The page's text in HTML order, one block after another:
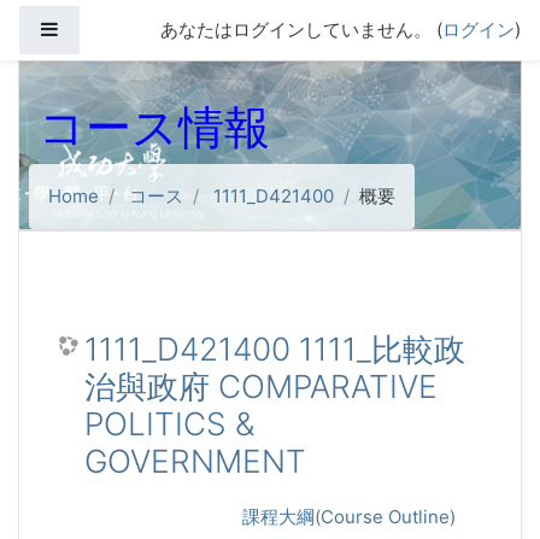
サイドパネルあなたはログインしていません。 (ログイン)
コース情報
Home コース 1111_D421400 概要
1111_D421400 1111_比較政
治與政府 COMPARATIVE
POLITICS &
GOVERNMENT
課程大綱(Course Outline)